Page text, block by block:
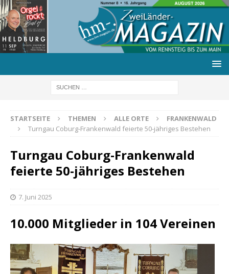
STARTSEITE THEMEN ALLE ORTE
FRANKENWALD
Turngau Coburg-Frankenwald feierte 50-jähriges Bestehen
Turngau Coburg-Frankenwald
feierte 50-jähriges Bestehen
7. Juni 2025
10.000 Mitglieder in 104 Vereinen